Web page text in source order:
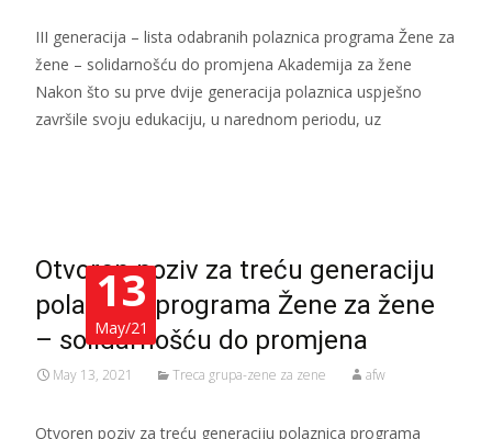
III generacija – lista odabranih polaznica programa Žene za
žene – solidarnošću do promjena Akademija za žene
Nakon što su prve dvije generacija polaznica uspješno
završile svoju edukaciju, u narednom periodu, uz
13
May/21
Otvoren poziv za treću generaciju
polaznica programa Žene za žene
– solidarnošću do promjena
May 13, 2021 Treca grupa-zene za zene afw
Otvoren poziv za treću generaciju polaznica programa